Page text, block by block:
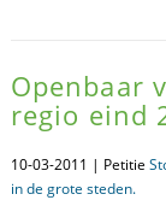
Openbaar
regio eind
10-03-2011 | Petitie
in de grote steden.